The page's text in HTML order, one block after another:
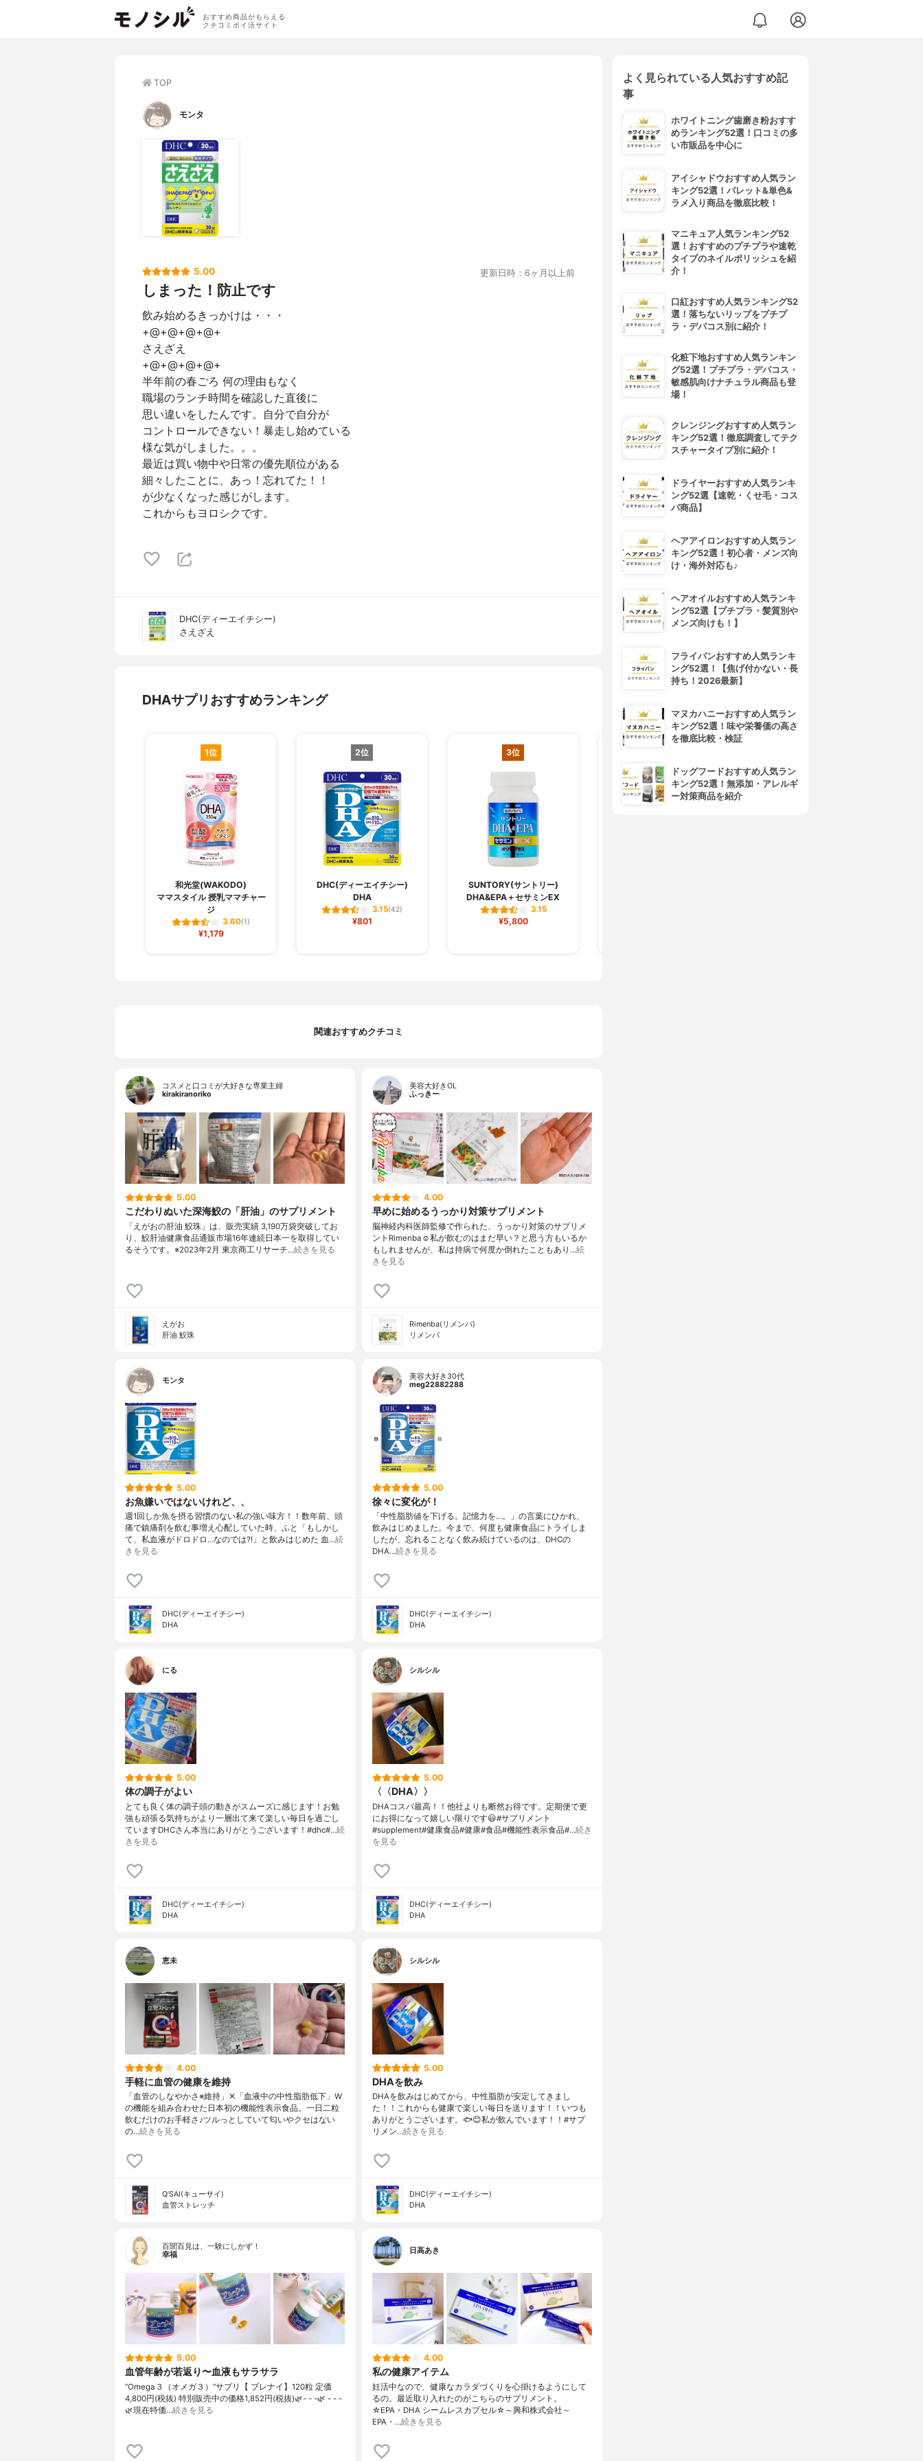
おすすめ商品がもらえる
クチコミポイ活サイト
TOP
モンタ
5.00 更新日時：6ヶ月以上前
しまった！防止です
飲み始めるきっかけは・・・
+@+@+@+@+
さえざえ
+@+@+@+@+
半年前の春ごろ 何の理由もなく
職場のランチ時間を確認した直後に
思い違いをしたんです。自分で自分が
コントロールできない！暴走し始めている
様な気がしました。。。
最近は買い物中や日常の優先順位がある
細々したことに、あっ！忘れてた！！
が少なくなった感じがします。
これからもヨロシクです。
DHC(ディーエイチシー)
さえざえ
DHAサプリおすすめランキング
1位
和光堂(WAKODO)
ママスタイル 授乳ママチャー
ジ
3.60(1)
¥1,179
2位
DHC(ディーエイチシー)
DHA
3.15(42)
¥801
3位
SUNTORY(サントリー)
DHA&EPA＋セサミンEX
3.15
¥5,800
関連おすすめクチコミ
コスメと口コミが大好きな専業主婦
kirakiranoriko
5.00
こだわりぬいた深海鮫の「肝油」のサプリメント
「えがおの肝油 鮫珠」は、販売実績 3,190万袋突破してお
り、鮫肝油健康食品通販市場16年連続日本一を取得してい
るそうです。※2023年2月 東京商工リサーチ…続きを見る
えがお
肝油 鮫珠
美容大好きOL
ふっきー
4.00
早めに始めるうっかり対策サプリメント
脳神経内科医師監修で作られた、うっかり対策のサプリメ
ントRimenba☺️私が飲むのはまだ早い？と思う方もいるか
もしれませんが、私は持病で何度か倒れたこともあり…続
きを見る
Rimenba(リメンバ)
リメンバ
モンタ
5.00
お魚嫌いではないけれど、、
週1回しか魚を摂る習慣のない私の強い味方！！数年前、頭
痛で鎮痛剤を飲む事増え心配していた時、ふと「もしかし
て、私血液がドロドロ…なのでは?!」と飲みはじめた 血…続
きを見る
DHC(ディーエイチシー)
DHA
美容大好き30代
meg22882288
5.00
徐々に変化が！
「中性脂肪値を下げる。記憶力を…。」の言葉にひかれ、
飲みはじめました。今まで、何度も健康食品にトライしま
したが、忘れることなく飲み続けているのは、DHCの
DHA…続きを見る
DHC(ディーエイチシー)
DHA
にる
5.00
体の調子がよい
とても良く体の調子頭の動きがスムーズに感じます！お勉
強も頑張る気持ちがより一層出て来て楽しい毎日を過ごし
ていますDHCさん本当にありがとうございます！#dhc#…続
きを見る
DHC(ディーエイチシー)
DHA
シルシル
5.00
〈〈DHA〉〉
DHAコスパ最高！！他社よりも断然お得です。定期便で更
にお得になって嬉しい限りです😃#サプリメント
#supplement#健康食品#健康#食品#機能性表示食品#…続き
を見る
DHC(ディーエイチシー)
DHA
恵未
4.00
手軽に血管の健康を維持
「血管のしなやかさ※維持」✕「血液中の中性脂肪低下」W
の機能を組み合わせた日本初の機能性表示食品。一日二粒
飲むだけのお手軽さ♪ツルっとしていて匂いやクセはない
の…続きを見る
Q’SAI(キューサイ)
血管ストレッチ
シルシル
5.00
DHAを飲み
DHAを飲みはじめてから、中性脂肪が安定してきまし
た！！これからも健康で楽しい毎日を送ります！！いつも
ありがとうございます。🐟😊私が飲んでいます！！#サプ
リメン…続きを見る
DHC(ディーエイチシー)
DHA
百聞百見は、一験にしかず！
幸福
5.00
血管年齢が若返り〜血液もサラサラ
”Omega３（オメガ３）”サプリ【 ブレナイ】120粒 定価
4,800円(税抜) 特別販売中の価格1,852円(税抜)🌿- - -🌿 - - -
🌿現在特価…続きを見る
日高あき
4.00
私の健康アイテム
妊活中なので、健康なカラダづくりを心掛けるようにして
るの。最近取り入れたのがこちらのサプリメント。
☆EPA・DHA シームレスカプセル☆～興和株式会社～
EPA・…続きを見る
よく見られている人気おすすめ記
事
ホワイトニング歯磨き粉おすす
めランキング52選！口コミの多
い市販品を中心に
アイシャドウおすすめ人気ラン
キング52選！パレット&単色&
ラメ入り商品を徹底比較！
マニキュア人気ランキング52
選！おすすめのプチプラや速乾
タイプのネイルポリッシュを紹
介！
口紅おすすめ人気ランキング52
選！落ちないリップをプチプ
ラ・デパコス別に紹介！
化粧下地おすすめ人気ランキン
グ52選！プチプラ・デパコス・
敏感肌向けナチュラル商品も登
場！
クレンジングおすすめ人気ラン
キング52選！徹底調査してテク
スチャータイプ別に紹介！
ドライヤーおすすめ人気ランキ
ング52選【速乾・くせ毛・コス
パ商品】
ヘアアイロンおすすめ人気ラン
キング52選！初心者・メンズ向
け・海外対応も♪
ヘアオイルおすすめ人気ランキ
ング52選【プチプラ・髪質別や
メンズ向けも！】
フライパンおすすめ人気ランキ
ング52選！【焦げ付かない・長
持ち！2026最新】
マヌカハニーおすすめ人気ラン
キング52選！味や栄養価の高さ
を徹底比較・検証
ドッグフードおすすめ人気ラン
キング52選！無添加・アレルギ
ー対策商品を紹介